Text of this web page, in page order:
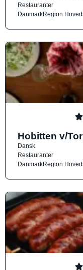
Restauranter
DanmarkRegion
Hobitten v/
Dansk
Restauranter
DanmarkRegion